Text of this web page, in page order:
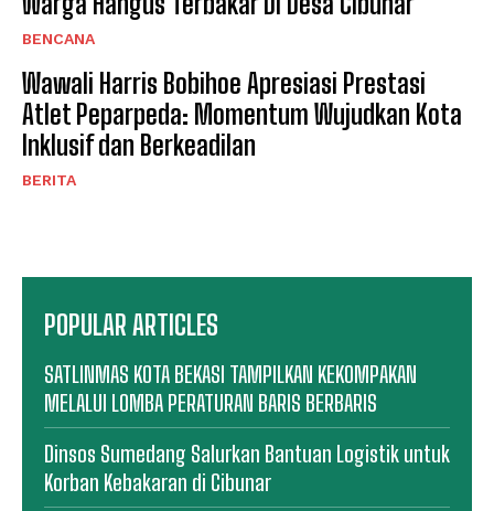
BENCANA
Wawali Harris Bobihoe Apresiasi Prestasi
Atlet Peparpeda: Momentum Wujudkan Kota
Inklusif dan Berkeadilan
BERITA
POPULAR ARTICLES
SATLINMAS KOTA BEKASI TAMPILKAN KEKOMPAKAN
MELALUI LOMBA PERATURAN BARIS BERBARIS
Dinsos Sumedang Salurkan Bantuan Logistik untuk
Korban Kebakaran di Cibunar